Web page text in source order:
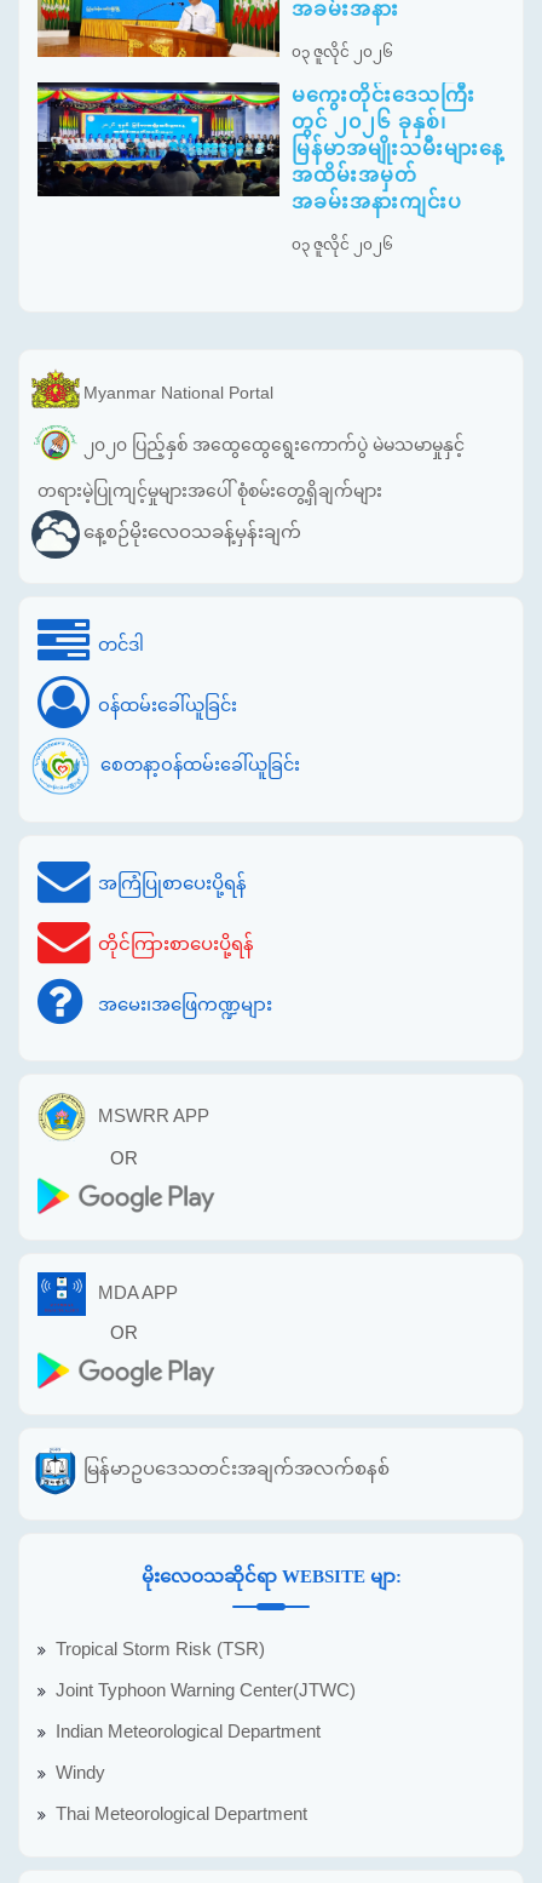
အခမ်းအနား
၀၃ ဇူလိုင် ၂၀၂၆
မကွေးတိုင်းဒေသကြီး
တွင် ၂၀၂၆ ခုနှစ်၊
မြန်မာအမျိုးသမီးများနေ့
အထိမ်းအမှတ်
အခမ်းအနားကျင်းပ
၀၃ ဇူလိုင် ၂၀၂၆
Myanmar National Portal
၂၀၂၀ ပြည့်နှစ် အထွေထွေရွေးကောက်ပွဲ မဲမသမာမှုနှင့်
တရားမဲ့ပြုကျင့်မှုများအပေါ် စုံစမ်းတွေ့ရှိချက်များ
နေ့စဉ်မိုးလေဝသခန့်မှန်းချက်
တင်ဒါ
ဝန်ထမ်းခေါ်ယူခြင်း
စေတနာ့ဝန်ထမ်းခေါ်ယူခြင်း
အကြံပြုစာပေးပို့ရန်
တိုင်ကြားစာပေးပို့ရန်
အမေး၊အဖြေကဏ္ဍများ
MSWRR APP
OR
MDA APP
OR
မြန်မာဥပဒေသတင်းအချက်အလက်စနစ်
မိုးလေဝသဆိုင်ရာ WEBSITE မျာ:
Tropical Storm Risk (TSR)
Joint Typhoon Warning Center(JTWC)
Indian Meteorological Department
Windy
Thai Meteorological Department